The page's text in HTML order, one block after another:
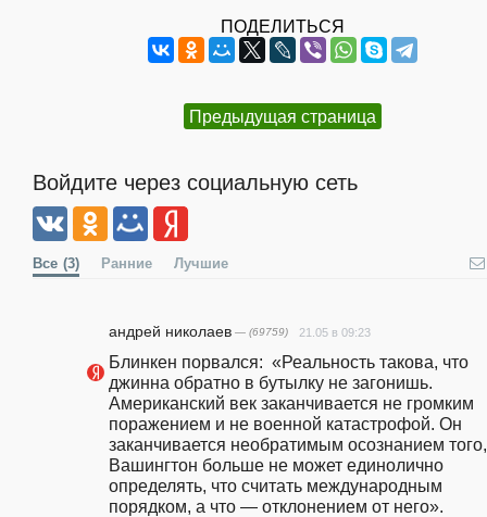
ПОДЕЛИТЬСЯ
Предыдущая страница
Войдите через социальную сеть
Все (3) Ранние Лучшие
андpeй николаев — (69759) 21.05 в 09:23
Блинкен порвался:  «Реальность такова, что
джинна обратно в бутылку не загонишь.
Американский век заканчивается не громким
поражением и не военной катастрофой. Он
заканчивается необратимым осознанием
Вашингтон больше не может единолично
определять, что считать международным
порядком, а что — отклонением от него».